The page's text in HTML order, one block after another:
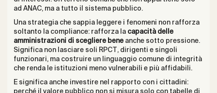
ad ANAC, ma a tutto il sistema pubblico.
Una strategia che sappia leggere i fenomeni non rafforza
soltanto la compliance: rafforza la capacità delle
amministrazioni di scegliere beneanche sotto pressione.
Significa non lasciare soli RPCT, dirigenti e singoli
funzionari, ma costruire un linguaggio comune di integrità
che renda le istituzioni meno vulnerabili e più affidabili.
E significa anche investire nel rapporto con i cittadini:
perché il valore pubblico non si misura solo con tabelle di